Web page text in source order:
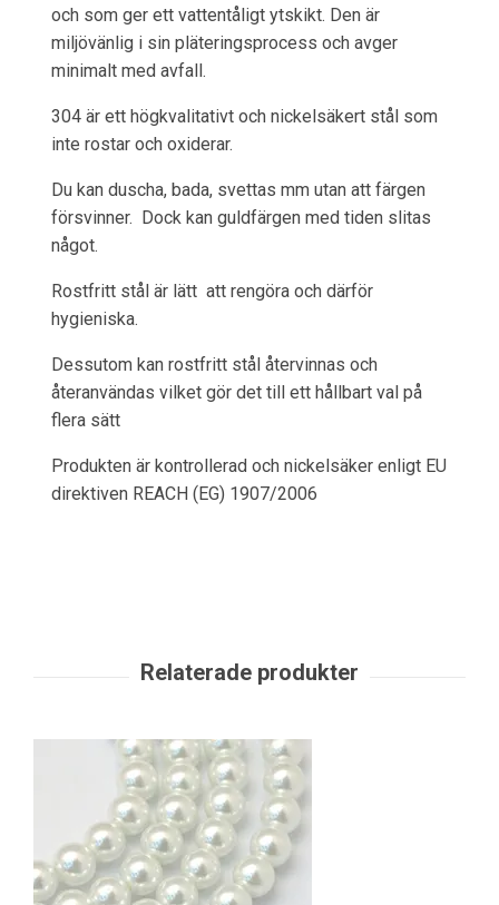
och som ger ett vattentåligt ytskikt. Den är
miljövänlig i sin pläteringsprocess och avger
minimalt med avfall.
304 är ett högkvalitativt och nickelsäkert stål som
inte rostar och oxiderar.
Du kan duscha, bada, svettas mm utan att färgen
försvinner. Dock kan guldfärgen med tiden slitas
något.
Rostfritt stål är lätt att rengöra och därför
hygieniska.
Dessutom kan rostfritt stål återvinnas och
återanvändas vilket gör det till ett hållbart val på
flera sätt
Produkten är kontrollerad och nickelsäker enligt EU
direktiven REACH (EG) 1907/2006